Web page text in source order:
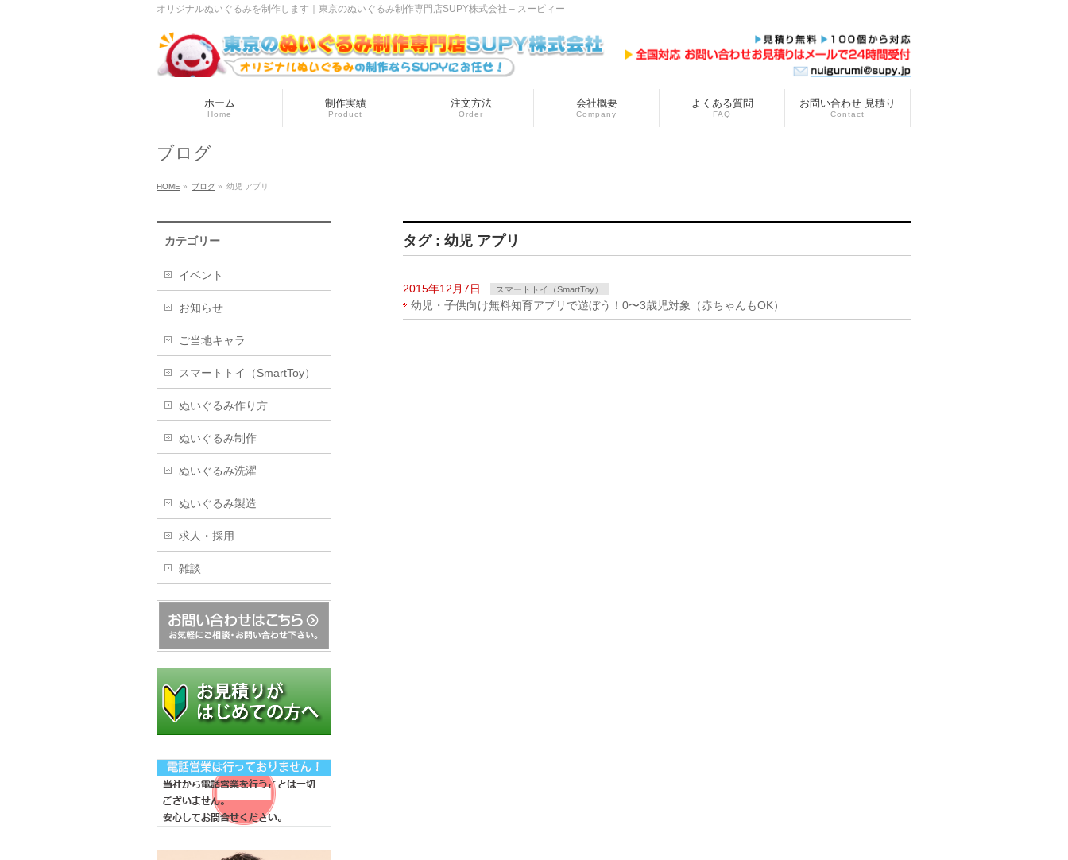
オリジナルぬいぐるみを制作します｜東京のぬいぐるみ制作専門店SUPY株式会社 – スーピィー
ホーム
Home
制作実績
Product
注文方法
Order
会社概要
Company
よくある質問
FAQ
お問い合わせ 見積り
Contact
ブログ
HOME » ブログ » 幼児 アプリ
タグ : 幼児 アプリ
2015年12月7日 スマートトイ（SmartToy）
幼児・子供向け無料知育アプリで遊ぼう！0〜3歳児対象（赤ちゃんもOK）
カテゴリー
イベント
お知らせ
ご当地キャラ
スマートトイ（SmartToy）
ぬいぐるみ作り方
ぬいぐるみ制作
ぬいぐるみ洗濯
ぬいぐるみ製造
求人・採用
雑談